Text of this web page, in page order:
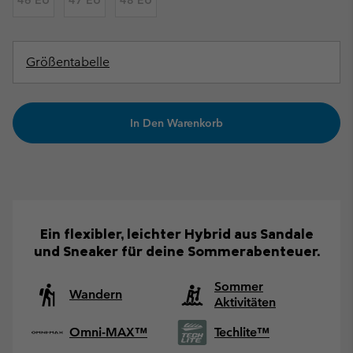
Größentabelle
In Den Warenkorb
Ein flexibler, leichter Hybrid aus Sandale
und Sneaker für deine Sommerabenteuer.
Wandern
Sommer
Aktivitäten
Omni-MAX™
Techlite™